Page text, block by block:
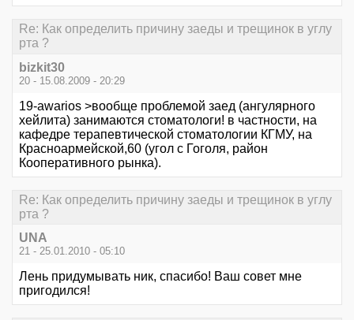
Re: Как определить причину заеды и трещинок в углу
рта ?
bizkit30
20 - 15.08.2009 - 20:29
19-awarios >вообще проблемой заед (ангулярного
хейлита) занимаются стоматологи! в частности, на
кафедре терапевтической стоматологии КГМУ, на
Красноармейской,60 (угол с Гоголя, район
Кооперативного рынка).
Re: Как определить причину заеды и трещинок в углу
рта ?
UNA
21 - 25.01.2010 - 05:10
Лень придумывать ник, спасибо! Ваш совет мне
пригодился!